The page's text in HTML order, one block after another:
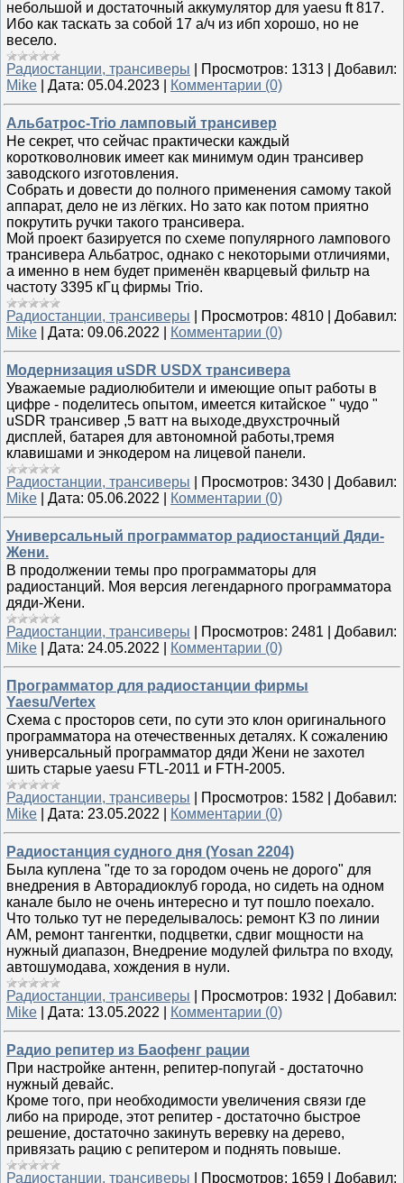
небольшой и достаточный аккумулятор для yaesu ft 817.
Ибо как таскать за собой 17 а/ч из ибп хорошо, но не
весело.
Радиостанции, трансиверы
Просмотров: 1313
Добавил:
Mike
Дата: 05.04.2023 Комментарии (0)
Альбатрос-Trio ламповый трансивер
Не секрет, что сейчас практически каждый
коротковолновик имеет как минимум один трансивер
заводского изготовления.
Собрать и довести до полного применения самому такой
аппарат, дело не из лёгких. Но зато как потом приятно
покрутить ручки такого трансивера.
Мой проект базируется по схеме популярного лампового
трансивера Альбатрос, однако с некоторыми отличиями,
а именно в нем будет применён кварцевый фильтр на
частоту 3395 кГц фирмы Trio.
Радиостанции, трансиверы
Просмотров: 4810
Добавил:
Mike
Дата: 09.06.2022 Комментарии (0)
Модернизация uSDR USDX трансивера
Уважаемые радиолюбители и имеющие опыт работы в
цифре - поделитесь опытом, имеется китайское " чудо "
uSDR трансивер ,5 ватт на выходе,двухстрочный
дисплей, батарея для автономной работы,тремя
клавишами и энкодером на лицевой панели.
Радиостанции, трансиверы
Просмотров: 3430
Добавил:
Mike
Дата: 05.06.2022 Комментарии (0)
Универсальный программатор радиостанций Дяди-
Жени.
В продолжении темы про программаторы для
радиостанций. Моя версия легендарного программатора
дяди-Жени.
Радиостанции, трансиверы
Просмотров: 2481
Добавил:
Mike
Дата: 24.05.2022 Комментарии (0)
Программатор для радиостанции фирмы
Yaesu/Vertex
Схема с просторов сети, по сути это клон оригинального
программатора на отечественных деталях. К сожалению
универсальный программатор дяди Жени не захотел
шить старые yaesu FTL-2011 и FTH-2005.
Радиостанции, трансиверы
Просмотров: 1582
Добавил:
Mike
Дата: 23.05.2022 Комментарии (0)
Радиостанция судного дня (Yosan 2204)
Была куплена "где то за городом очень не дорого" для
внедрения в Авторадиоклуб города, но сидеть на одном
канале было не очень интересно и тут пошло поехало.
Что только тут не переделывалось: ремонт КЗ по линии
АМ, ремонт тангентки, подцветки, сдвиг мощности на
нужный диапазон, Внедрение модулей фильтра по входу,
автошумодава, хождения в нули.
Радиостанции, трансиверы
Просмотров: 1932
Добавил:
Mike
Дата: 13.05.2022 Комментарии (0)
Радио репитер из Баофенг рации
При настройке антенн, репитер-попугай - достаточно
нужный девайс.
Кроме того, при необходимости увеличения связи где
либо на природе, этот репитер - достаточно быстрое
решение, достаточно закинуть веревку на дерево,
привязать рацию с репитером и поднять повыше.
Радиостанции, трансиверы
Просмотров: 1659 Добавил: